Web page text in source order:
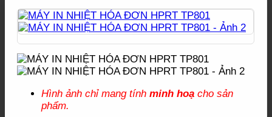
Hình ảnh chỉ mang tính minh hoạ cho sản
phẩm.